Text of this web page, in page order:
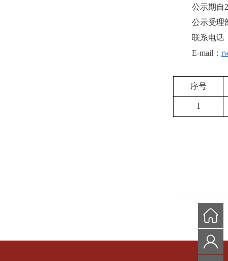
公示期自
公示受理
联系电话
E-mail ：
序号
1